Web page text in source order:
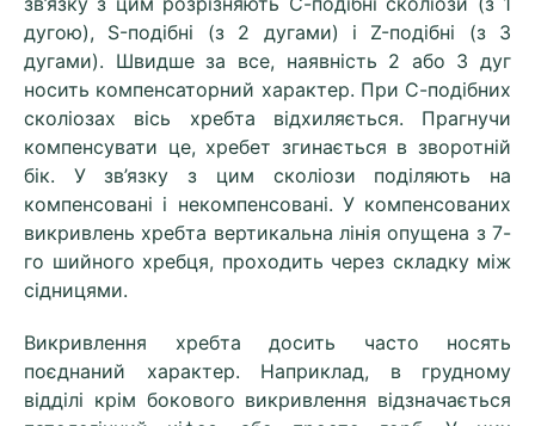
дугою), S-подібні (з 2 дугами) і Z-подібні (з 3
дугами). Швидше за все, наявність 2 або 3 дуг
носить компенсаторний характер. При С-подібних
сколіозах вісь хребта відхиляється. Прагнучи
компенсувати це, хребет згинається в зворотній
бік. У зв’язку з цим сколіози поділяють на
компенсовані і некомпенсовані. У компенсованих
викривлень хребта вертикальна лінія опущена з 7-
го шийного хребця, проходить через складку між
сідницями.
Викривлення хребта досить часто носять
поєднаний характер. Наприклад, в грудному
відділі крім бокового викривлення відзначається